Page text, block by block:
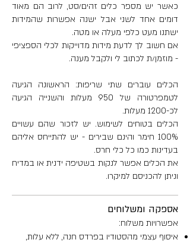
כאשר יש מספר כלים זהים/סט, לרוב הם מאוד
דומים אחד לשני אבל ישנה אפשרות שהמידות
ישתנו מעט כלפי מעלה או מטה.
אם חשוב לך לדעת מידות מדוייקות לכלי הספציפי
- מוזמן/ת לכתוב לי ולקבל מענה.
הכלים עוברים שתי שריפות: הראשונה הגיעה
לטמפרטורה של 950 מעלות והשנייה הגיעה
לכ-1200 מעלות.
הכלים בטוחים לשימוש. יש לזכור שהם עשויים
100% חימר והינם שבירים - יש להתייחס אליהם
בעדינות כמו כל כלי חרס.
את הכלים אפשר לנקות בשטיפה ידנית או במדיח
וניתן להכניסם למיקרו.
אספקה ומשלוחים
אפשרויות משלוח:
איסוף עצמי מהסטודיו בפרדס חנה, ללא עלות,